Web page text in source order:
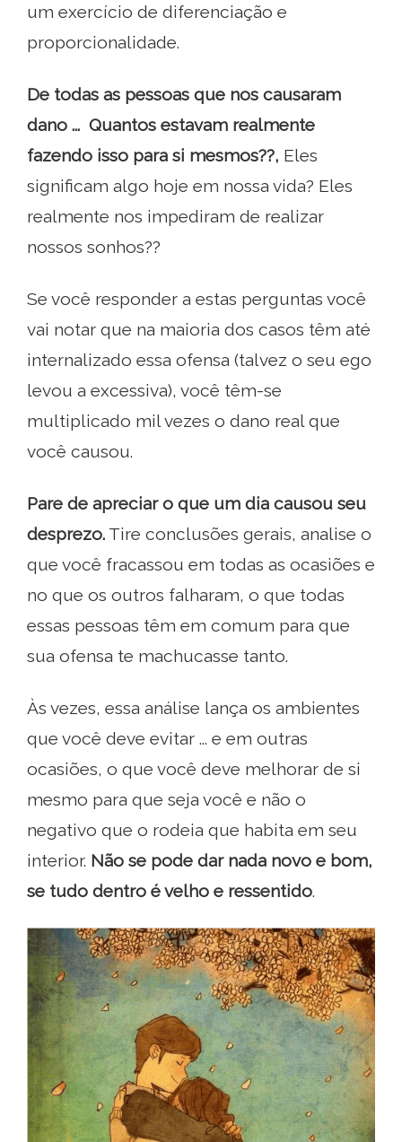
um exercício de diferenciação e
proporcionalidade.
De todas as pessoas que nos causaram
dano ... Quantos estavam realmente
fazendo isso para si mesmos??, Eles
significam algo hoje em nossa vida? Eles
realmente nos impediram de realizar
nossos sonhos??
Se você responder a estas perguntas você
vai notar que na maioria dos casos têm até
internalizado essa ofensa (talvez o seu ego
levou a excessiva), você têm-se
multiplicado mil vezes o dano real que
você causou.
Pare de apreciar o que um dia causou seu
desprezo. Tire conclusões gerais, analise o
que você fracassou em todas as ocasiões e
no que os outros falharam, o que todas
essas pessoas têm em comum para que
sua ofensa te machucasse tanto.
Às vezes, essa análise lança os ambientes
que você deve evitar ... e em outras
ocasiões, o que você deve melhorar de si
mesmo para que seja você e não o
negativo que o rodeia que habita em seu
interior. Não se pode dar nada novo e bom,
se tudo dentro é velho e ressentido.